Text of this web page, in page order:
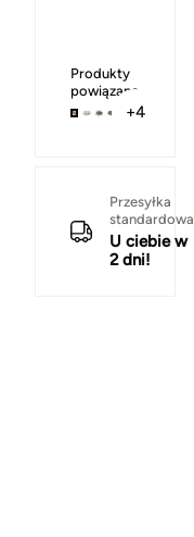
Produkty
powiązane
+4
Przesyłka
standardowa
U ciebie w
2 dni!